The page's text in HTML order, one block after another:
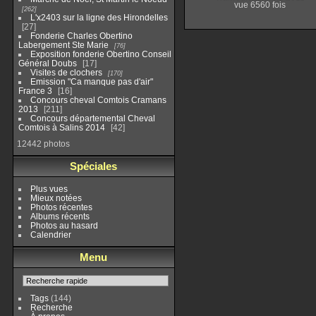
262
L'x2403 sur la ligne des Hirondelles
27
Fonderie Charles Obertino
Labergement Ste Marie
76
Exposition fonderie Obertino Conseil
Général Doubs
17
Visites de clochers
170
Emission "Ca manque pas d'air"
France 3
16
Concours cheval Comtois Cramans
2013
211
Concours départemental Cheval
Comtois à Salins 2014
42
12442 photos
Spéciales
Plus vues
Mieux notées
Photos récentes
Albums récents
Photos au hasard
Calendrier
Menu
Tags(144)
Recherche
vue 6560 fois